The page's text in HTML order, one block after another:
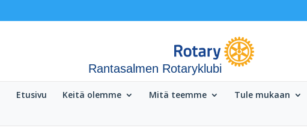
Rantasalmen Rotaryklubi
Etusivu Keitä olemme Mitä teemme Tule mukaan